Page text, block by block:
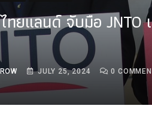
ทยแลนด์ จับมือ
JULY 25, 2024 0